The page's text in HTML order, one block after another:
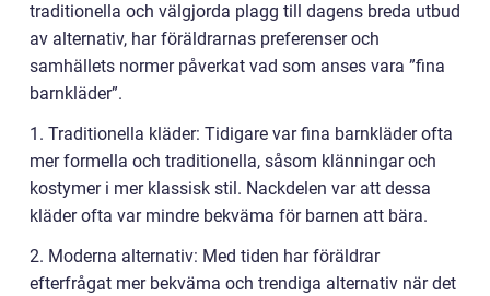
traditionella och välgjorda plagg till dagens breda utbud
av alternativ, har föräldrarnas preferenser och
samhällets normer påverkat vad som anses vara ”fina
barnkläder”.
1. Traditionella kläder: Tidigare var fina barnkläder ofta
mer formella och traditionella, såsom klänningar och
kostymer i mer klassisk stil. Nackdelen var att dessa
kläder ofta var mindre bekväma för barnen att bära.
2. Moderna alternativ: Med tiden har föräldrar
efterfrågat mer bekväma och trendiga alternativ när det